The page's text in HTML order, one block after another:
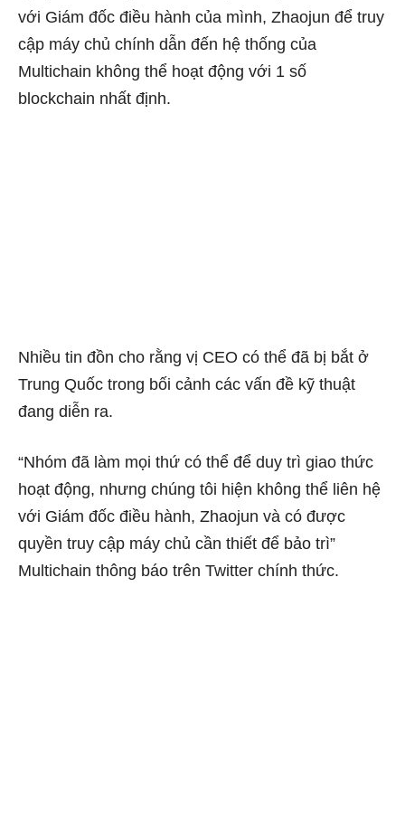
với Giám đốc điều hành của mình, Zhaojun để truy
cập máy chủ chính dẫn đến hệ thống của
Multichain không thể hoạt động với 1 số
blockchain nhất định.
Nhiều tin đồn cho rằng vị CEO có thể đã bị bắt ở
Trung Quốc trong bối cảnh các vấn đề kỹ thuật
đang diễn ra.
“Nhóm đã làm mọi thứ có thể để duy trì giao thức
hoạt động, nhưng chúng tôi hiện không thể liên hệ
với Giám đốc điều hành, Zhaojun và có được
quyền truy cập máy chủ cần thiết để bảo trì”
Multichain thông báo trên Twitter chính thức.